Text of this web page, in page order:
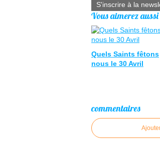
S'inscrire à la
Vous aimerez
Quels Saints fêtons
nous le 30 Avril
commentaires